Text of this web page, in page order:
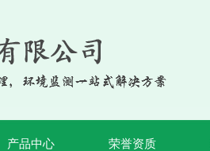
产品中心 荣誉资质